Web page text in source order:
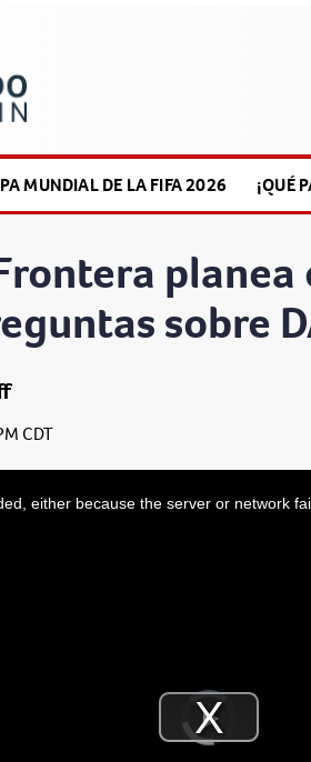
MUNDIAL DE LA FIFA 2026 ¡QUÉ
sobre
CDT
Video
Player
is
loading.Play
either because the server or network